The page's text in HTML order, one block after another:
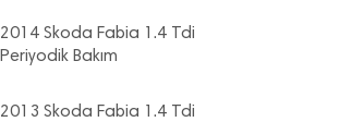
2014 Skoda Fabia 1.4 Tdi
Periyodik Bakım
2013 Skoda Fabia 1.4 Tdi